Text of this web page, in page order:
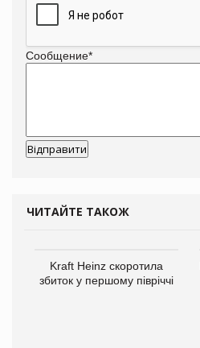
Сообщение*
ЧИТАЙТЕ ТАКОЖ
Kraft Heinz скоротила
збиток у першому півріччі